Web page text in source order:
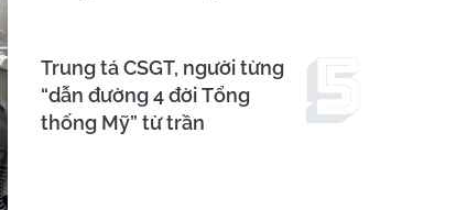
Trung tá CSGT, người từng
“dẫn đường 4 đời Tổng
thống Mỹ” từ trần